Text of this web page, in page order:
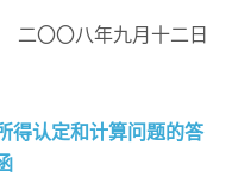
二〇〇八年九月十二日
得认定和计算问题的答